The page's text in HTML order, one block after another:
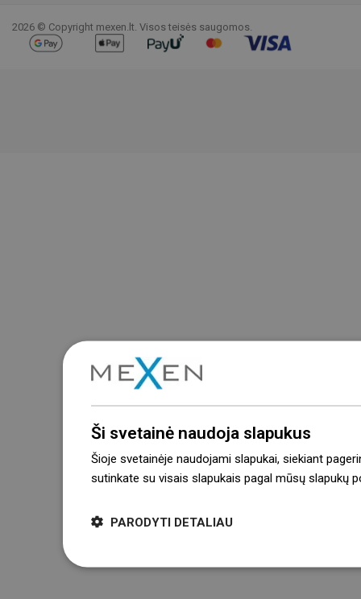
2026 © Copyright mexen.lt. Visos teisės saugomos.
Ši svetainė naudoja slapukus
Šioje svetainėje naudojami slapukai, siekiant
sutinkate su visais slapukais pagal mūsų slapukų
PARODYTI DETALIAU